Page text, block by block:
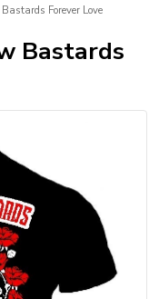
Forever Love
Bastards